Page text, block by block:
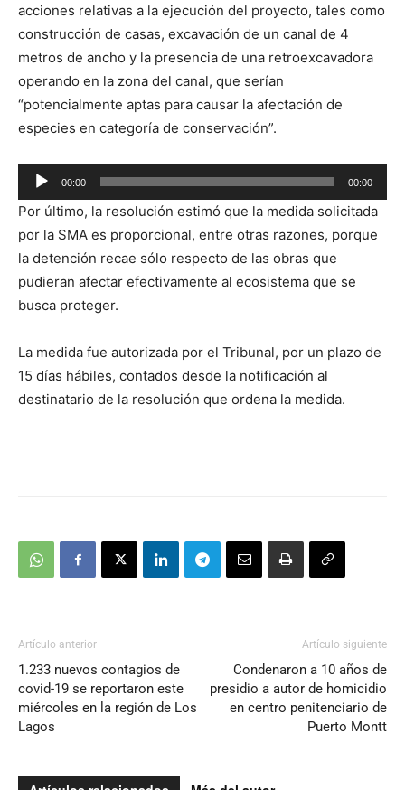
acciones relativas a la ejecución del proyecto, tales como
construcción de casas, excavación de un canal de 4
metros de ancho y la presencia de una retroexcavadora
operando en la zona del canal, que serían
“potencialmente aptas para causar la afectación de
especies en categoría de conservación”.
Reproductor
de
audio
00:00 00:00
Por último, la resolución estimó que la medida solicitada
por la SMA es proporcional, entre otras razones, porque
la detención recae sólo respecto de las obras que
pudieran afectar efectivamente al ecosistema que se
busca proteger.
La medida fue autorizada por el Tribunal, por un plazo de
15 días hábiles, contados desde la notificación al
destinatario de la resolución que ordena la medida.
Artículo anterior
1.233 nuevos contagios de
covid-19 se reportaron este
miércoles en la región de Los
Lagos
Artículo siguiente
Condenaron a 10 años de
presidio a autor de homicidio
en centro penitenciario de
Puerto Montt